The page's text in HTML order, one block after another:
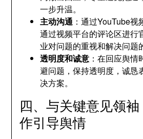
一步升温。
主动沟通 ：通过YouTube
通过视频平台的评论区进行
业对问题的重视和解决问题
透明度和诚意 ：在回应舆
避问题，保持透明度，诚恳
决方案。
四、与关键意见领
作引导舆情